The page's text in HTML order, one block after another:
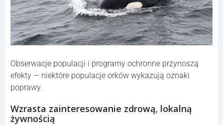
Obserwacje populacji i programy ochronne przynoszą
efekty — niektóre populacje orków wykazują oznaki
poprawy.
Wzrasta zainteresowanie zdrową, lokalną
żywnością